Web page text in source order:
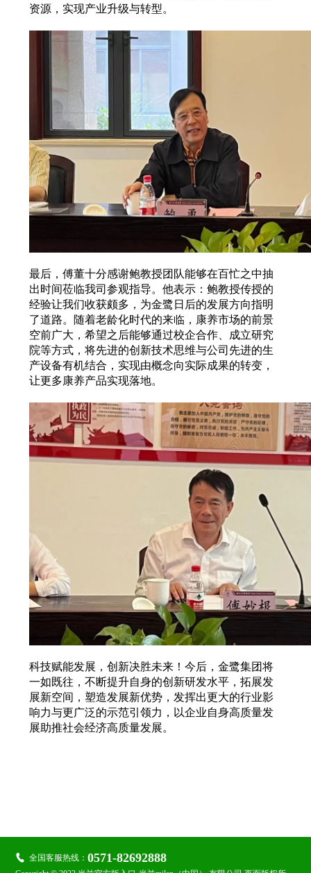
资源，实现产业升级与转型。
最后，傅董十分感谢鲍教授团队能够在百忙之中抽
出时间莅临我司参观指导。他表示：鲍教授传授的
经验让我们收获颇多，为金鹭日后的发展方向指明
了道路。随着老龄化时代的来临，康养市场的前景
空前广大，希望之后能够通过校企合作、成立研究
院等方式，将先进的创新技术思维与公司先进的生
产设备有机结合，实现由概念向实际成果的转变，
让更多康养产品实现落地。
科技赋能发展，创新决胜未来！今后，金鹭集团将
一如既往，不断提升自身的创新研发水平，拓展发
展新空间，塑造发展新优势，发挥出更大的行业影
响力与更广泛的示范引领力，以企业自身高质量发
展助推社会经济高质量发展。
 全国客服热线：0571-82692888